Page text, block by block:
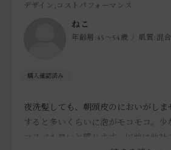
デザイン,コストパフォーマンス
ねこ
年齢層:45～54歳 肌質:混
夜洗髪しても、朝頭皮のにおいがしま
すると多いくらいに泡がモコモコ。
コスパも良いと感じます。以前は他社